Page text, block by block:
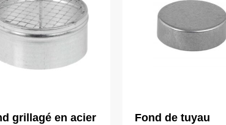
grillagé en acier
Fond de tuyau